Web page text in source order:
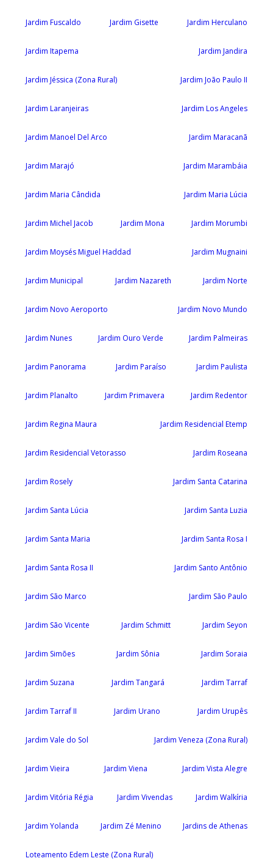
Jardim Fuscaldo Jardim Gisette Jardim Herculano
Jardim Itapema Jardim Jandira
Jardim Jéssica (Zona Rural) Jardim João Paulo II
Jardim Laranjeiras Jardim Los Angeles
Jardim Manoel Del Arco Jardim Maracanã
Jardim Marajó Jardim Marambáia
Jardim Maria Cândida Jardim Maria Lúcia
Jardim Michel Jacob Jardim Mona Jardim Morumbi
Jardim Moysés Miguel Haddad Jardim Mugnaini
Jardim Municipal Jardim Nazareth Jardim Norte
Jardim Novo Aeroporto Jardim Novo Mundo
Jardim Nunes Jardim Ouro Verde Jardim Palmeiras
Jardim Panorama Jardim Paraíso Jardim Paulista
Jardim Planalto Jardim Primavera Jardim Redentor
Jardim Regina Maura Jardim Residencial Etemp
Jardim Residencial Vetorasso Jardim Roseana
Jardim Rosely Jardim Santa Catarina
Jardim Santa Lúcia Jardim Santa Luzia
Jardim Santa Maria Jardim Santa Rosa I
Jardim Santa Rosa II Jardim Santo Antônio
Jardim São Marco Jardim São Paulo
Jardim São Vicente Jardim Schmitt Jardim Seyon
Jardim Simões Jardim Sônia Jardim Soraia
Jardim Suzana Jardim Tangará Jardim Tarraf
Jardim Tarraf II Jardim Urano Jardim Urupês
Jardim Vale do Sol Jardim Veneza (Zona Rural)
Jardim Vieira Jardim Viena Jardim Vista Alegre
Jardim Vitória Régia Jardim Vivendas Jardim Walkíria
Jardim Yolanda Jardim Zé Menino Jardins de Athenas
Loteamento Edem Leste (Zona Rural)